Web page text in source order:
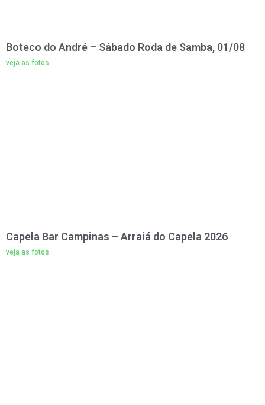
Boteco do André – Sábado Roda de Samba, 01/08
veja as fotos
Capela Bar Campinas – Arraiá do Capela 2026
veja as fotos